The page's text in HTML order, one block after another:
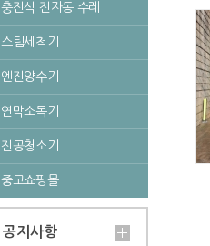
충전식 전자동 수레
스팀세척기
엔진양수기
연막소독기
진공청소기
중고쇼핑몰
공지사항